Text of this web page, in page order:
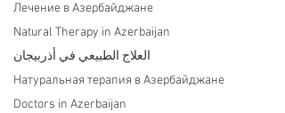
Лечение в Азербайджане
Natural Therapy in Azerbaijan
العلاج الطبيعي في أذربيجان
Натуральная терапия в Азербайджане
Doctors in Azerbaijan